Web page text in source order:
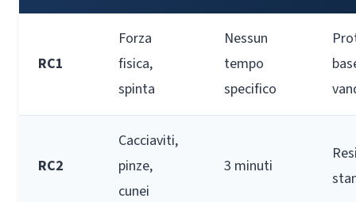
RC1
Forza
fisica,
spinta
Nessun
tempo
specifico
RC2
Cacciaviti,
pinze,
cunei
3 minuti